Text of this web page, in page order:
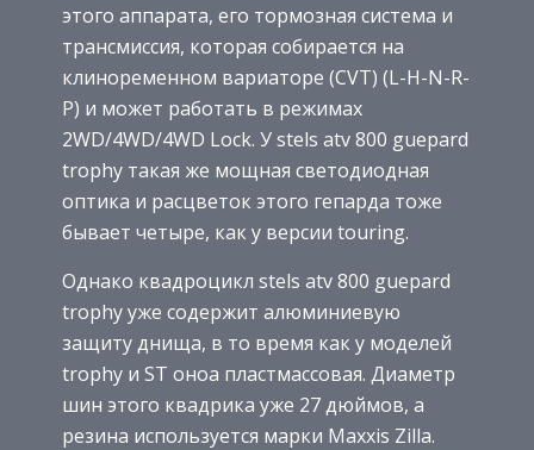
этого аппарата, его тормозная система и
трансмиссия, которая собирается на
клиноременном вариаторе (CVT) (L-H-N-R-
Р) и может работать в режимах
2WD/4WD/4WD Lock. У stels atv 800 guepard
trophy такая же мощная светодиодная
оптика и расцветок этого гепарда тоже
бывает четыре, как у версии touring.
Однако квадроцикл stels atv 800 guepard
trophy уже содержит алюминиевую
защиту днища, в то время как у моделей
trophy и ST оноа пластмассовая. Диаметр
шин этого квадрика уже 27 дюймов, а
резина используется марки Maxxis Zilla.